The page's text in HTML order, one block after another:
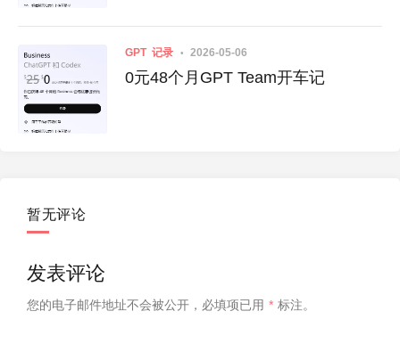
GPT 记录 2026-05-06
0元48个月GPT Team开车记
暂无评论
发表评论
您的电子邮件地址不会被公开， 必填项已用 * 标注。